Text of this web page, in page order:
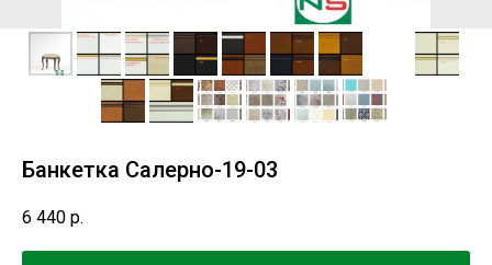
Банкетка Салерно-19-03
6 440 р.